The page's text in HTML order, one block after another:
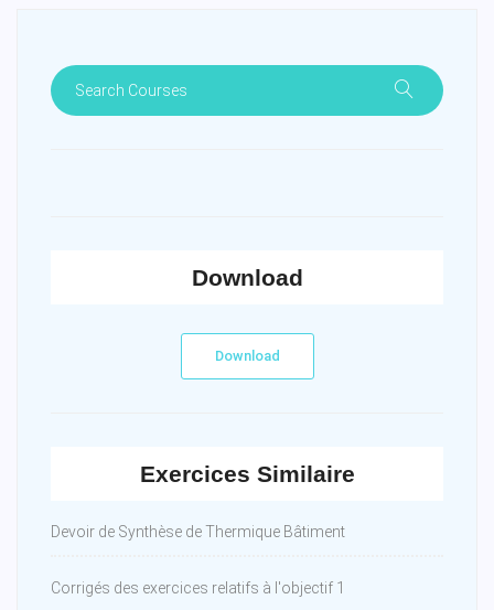
Download
Download
Exercices Similaire
Devoir de Synthèse de Thermique Bâtiment
Corrigés des exercices relatifs à l'objectif 1